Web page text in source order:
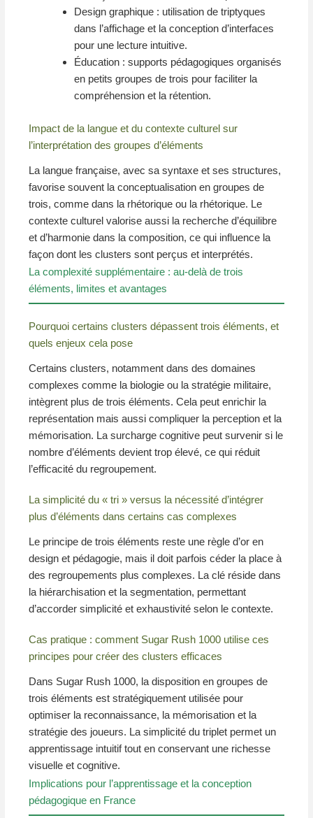
Design graphique : utilisation de triptyques
dans l’affichage et la conception d’interfaces
pour une lecture intuitive.
Éducation : supports pédagogiques organisés
en petits groupes de trois pour faciliter la
compréhension et la rétention.
Impact de la langue et du contexte culturel sur
l’interprétation des groupes d’éléments
La langue française, avec sa syntaxe et ses structures,
favorise souvent la conceptualisation en groupes de
trois, comme dans la rhétorique ou la rhétorique. Le
contexte culturel valorise aussi la recherche d’équilibre
et d’harmonie dans la composition, ce qui influence la
façon dont les clusters sont perçus et interprétés.
La complexité supplémentaire : au-delà de trois
éléments, limites et avantages
Pourquoi certains clusters dépassent trois éléments, et
quels enjeux cela pose
Certains clusters, notamment dans des domaines
complexes comme la biologie ou la stratégie militaire,
intègrent plus de trois éléments. Cela peut enrichir la
représentation mais aussi compliquer la perception et la
mémorisation. La surcharge cognitive peut survenir si le
nombre d’éléments devient trop élevé, ce qui réduit
l’efficacité du regroupement.
La simplicité du « tri » versus la nécessité d’intégrer
plus d’éléments dans certains cas complexes
Le principe de trois éléments reste une règle d’or en
design et pédagogie, mais il doit parfois céder la place à
des regroupements plus complexes. La clé réside dans
la hiérarchisation et la segmentation, permettant
d’accorder simplicité et exhaustivité selon le contexte.
Cas pratique : comment Sugar Rush 1000 utilise ces
principes pour créer des clusters efficaces
Dans Sugar Rush 1000, la disposition en groupes de
trois éléments est stratégiquement utilisée pour
optimiser la reconnaissance, la mémorisation et la
stratégie des joueurs. La simplicité du triplet permet un
apprentissage intuitif tout en conservant une richesse
visuelle et cognitive.
Implications pour l’apprentissage et la conception
pédagogique en France